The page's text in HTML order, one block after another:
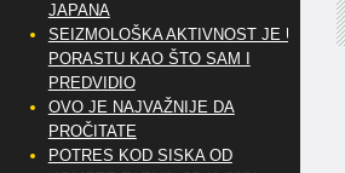
JAPANA
SEIZMOLOŠKA AKTIVNOST JE U
PORASTU KAO ŠTO SAM I
PREDVIDIO
OVO JE NAJVAŽNIJE DA
PROČITATE
POTRES KOD SISKA OD